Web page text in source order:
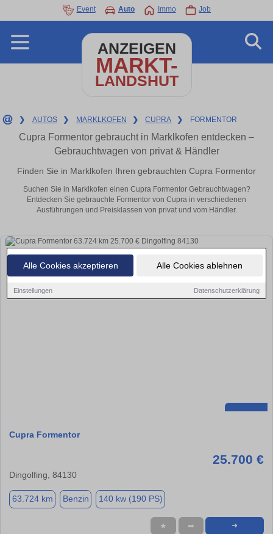
Alle Cookies akzeptieren Alle Cookies ablehnen
Einstellungen Datenschutzerklärung
Event Auto Immo Job
ANZEIGEN
MARKT-
LANDSHUT
❯ AUTOS ❯ MARKLKOFEN ❯ CUPRA ❯ FORMENTOR
Cupra Formentor gebraucht in Marklkofen entdecken –
Gebrauchtwagen von privat & Händler
Finden Sie in Marklkofen Ihren gebrauchten Cupra Formentor
Suchen Sie in Marklkofen einen Cupra Formentor Gebrauchtwagen?
Entdecken Sie gebrauchte Formentor von Cupra in verschiedenen
Ausführungen und Preisklassen von privat und vom Händler.
Cupra Formentor
25.700 €
Dingolfing, 84130
63.724 km Benzin 140 kw (190 PS)
★ ➦ ➜